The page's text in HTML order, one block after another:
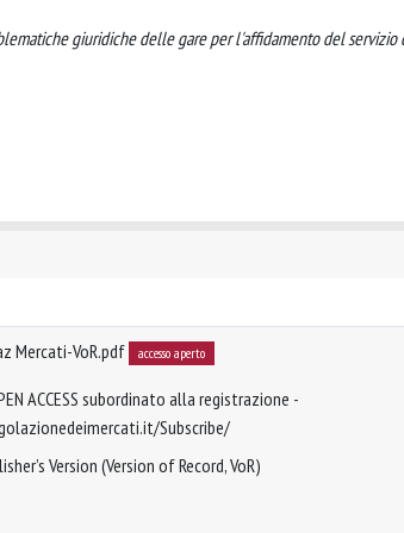
giuridiche delle gare per l'affidamento del servizio
Mercati-VoR.pdf accesso aperto
ACCESS subordinato alla registrazione -
Subscribe/
Version (Version of Record, VoR)